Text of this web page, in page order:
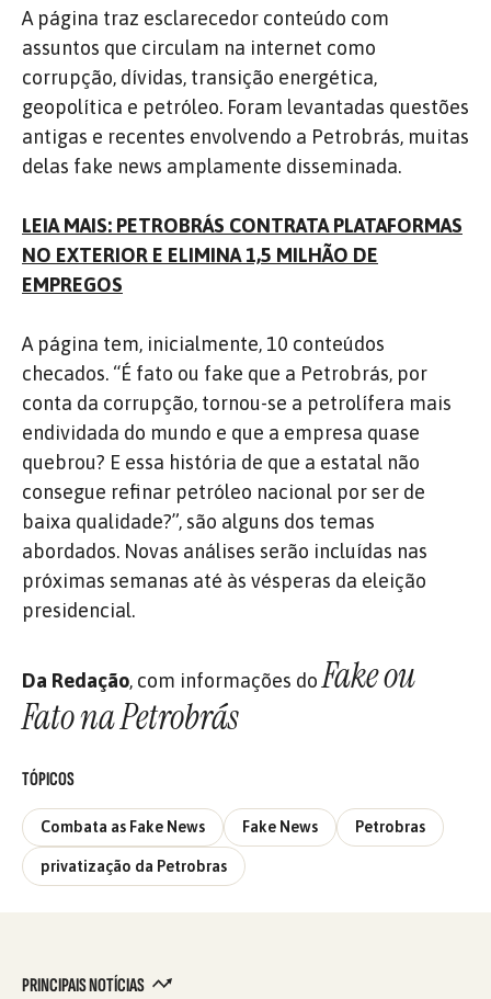
A página traz esclarecedor conteúdo com
assuntos que circulam na internet como
corrupção, dívidas, transição energética,
geopolítica e petróleo. Foram levantadas questões
antigas e recentes envolvendo a Petrobrás, muitas
delas fake news amplamente disseminada.
LEIA MAIS: PETROBRÁS CONTRATA PLATAFORMAS
NO EXTERIOR E ELIMINA 1,5 MILHÃO DE
EMPREGOS
A página tem, inicialmente, 10 conteúdos
checados. “É fato ou fake que a Petrobrás, por
conta da corrupção, tornou-se a petrolífera mais
endividada do mundo e que a empresa quase
quebrou? E essa história de que a estatal não
consegue refinar petróleo nacional por ser de
baixa qualidade?”, são alguns dos temas
abordados. Novas análises serão incluídas nas
próximas semanas até às vésperas da eleição
presidencial.
Da Redação, com informações do Fake ou
Fato na Petrobrás
TÓPICOS
Combata as Fake News Fake News Petrobras
privatização da Petrobras
PRINCIPAIS NOTÍCIAS